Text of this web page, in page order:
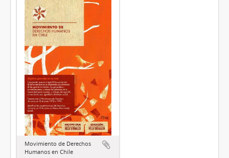
Movimiento de Derechos
Humanos en Chile